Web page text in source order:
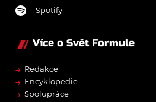
Spotify
Více o Svět Formule
→ Redakce
→ Encyklopedie
→ Spolupráce